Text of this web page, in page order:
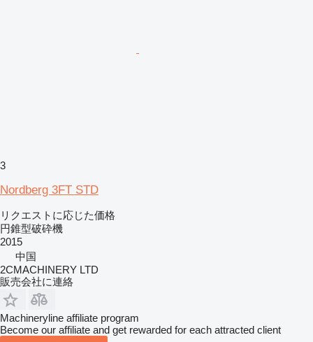
3
Nordberg 3FT STD
リクエストに応じた価格
円錐型破砕機
2015
中国
2CMACHINERY LTD
販売会社に連絡
Machineryline affiliate program
Become our affiliate and get rewarded for each attracted client